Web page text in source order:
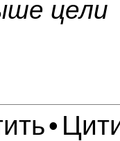
цели
•